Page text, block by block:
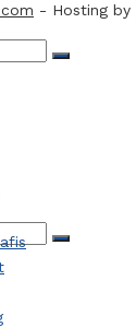
- Hosting by